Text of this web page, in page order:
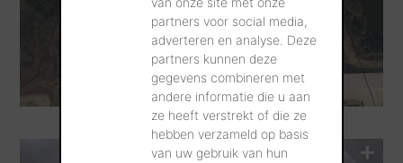
partners voor social media,
adverteren en analyse. Deze
partners kunnen deze
gegevens combineren met
andere informatie die u aan
ze heeft verstrekt of die ze
hebben verzameld op basis
van uw gebruik van hun